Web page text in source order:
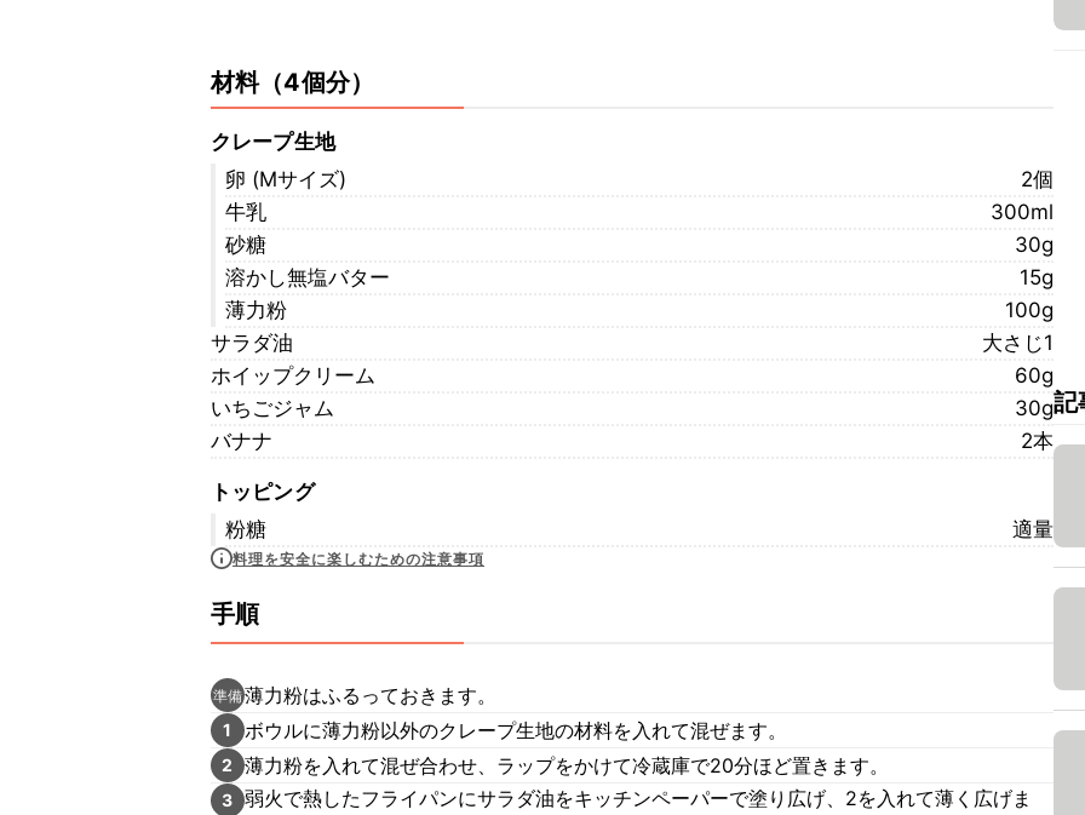
材料（4個分）
クレープ生地
卵 (Mサイズ)
2個
牛乳
300ml
砂糖
30g
溶かし無塩バター
15g
薄力粉
100g
サラダ油
大さじ1
ホイップクリーム
60g
いちごジャム
30g
バナナ
2本
トッピング
粉糖
適量
料理を安全に楽しむための注意事項
手順
準備薄力粉はふるっておきます。
1 ボウルに薄力粉以外のクレープ生地の材料を入れて混ぜます。
2 薄力粉を入れて混ぜ合わせ、ラップをかけて冷蔵庫で20分ほど置きます。
3 弱火で熱したフライパンにサラダ油をキッチンペーパーで塗り広げ、2を入れて薄く広げま
記